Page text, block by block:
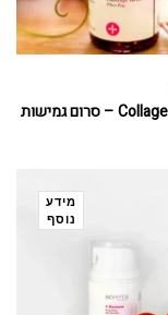
Collagen Booster – סרום גמישות
מידע
נוסף